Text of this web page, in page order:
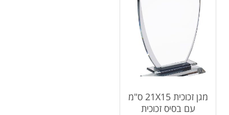
מגן זכוכית 21X15 ס"מ
עם בסיס זכוכית